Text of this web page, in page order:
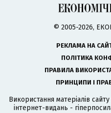
© 2005-2026,
РЕКЛАМА НА
ПОЛІТИКА
ПРАВИЛА
ПРИНЦИПИ І
Використання матеріалів
інтернет-видань -